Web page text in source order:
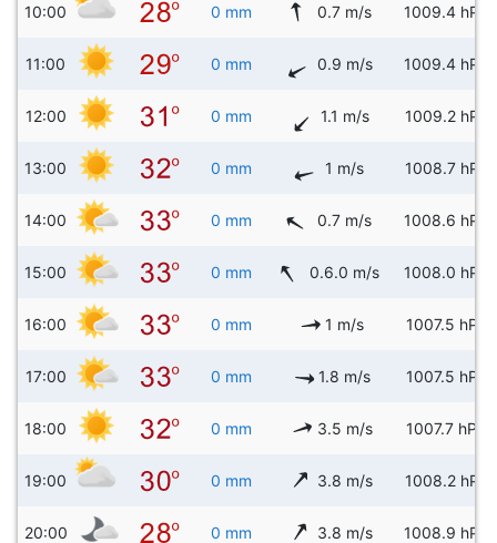
10:00 0 mm 0.7 m/s 1009.4 hPa
11:00 0 mm 0.9 m/s 1009.4 hPa
12:00 0 mm 1.1 m/s 1009.2 hPa
13:00 0 mm 1 m/s 1008.7 hPa
14:00 0 mm 0.7 m/s 1008.6 hPa
15:00 0 mm 0.6.0 m/s 1008.0 hPa
16:00 0 mm 1 m/s 1007.5 hPa
17:00 0 mm 1.8 m/s 1007.5 hPa
18:00 0 mm 3.5 m/s 1007.7 hPa
19:00 0 mm 3.8 m/s 1008.2 hPa
20:00 0 mm 3.8 m/s 1008.9 hPa